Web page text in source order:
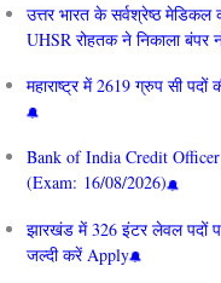
उत्तर भारत के सर्वश्रेष्ठ
UHSR रोहतक ने निकाला बंपर
महाराष्ट्र में 2619 ग्रुप सी
Bank of India Credit
(Exam: 16/08/2026)
झारखंड में 326 इंटर लेवल पदों
जल्दी करें Apply